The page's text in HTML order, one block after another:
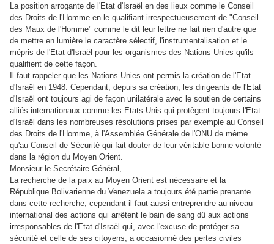
La position arrogante de l'Etat d'Israël en des lieux comme le Conseil
des Droits de l'Homme en le qualifiant irrespectueusement de "Conseil
des Maux de l'Homme" comme le dit leur lettre ne fait rien d'autre que
de mettre en lumière le caractère sélectif, l'instrumentalisation et le
mépris de l'Etat d'Israël pour les organismes des Nations Unies qu'ils
qualifient de cette façon.
Il faut rappeler que les Nations Unies ont permis la création de l'Etat
d'Israël en 1948. Cependant, depuis sa création, les dirigeants de l'Etat
d'Israël ont toujours agi de façon unilatérale avec le soutien de certains
alliés internationaux comme les Etats-Unis qui protègent toujours l'Etat
d'Israël dans les nombreuses résolutions prises par exemple au Conseil
des Droits de l'Homme, à l'Assemblée Générale de l'ONU de même
qu'au Conseil de Sécurité qui fait douter de leur véritable bonne volonté
dans la région du Moyen Orient.
Monsieur le Secrétaire Général,
La recherche de la paix au Moyen Orient est nécessaire et la
République Bolivarienne du Venezuela a toujours été partie prenante
dans cette recherche, cependant il faut aussi entreprendre au niveau
international des actions qui arrêtent le bain de sang dû aux actions
irresponsables de l'Etat d'Israël qui, avec l'excuse de protéger sa
sécurité et celle de ses citoyens, a occasionné des pertes civiles